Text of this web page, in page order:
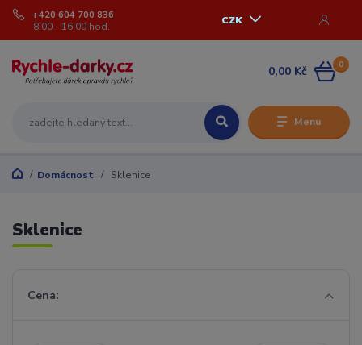
Menu
CZK
+420 604 700 836
8:00 - 16:00 hod.
0
0,00 Kč
Domácnost Sklenice
Sklenice
Cena: